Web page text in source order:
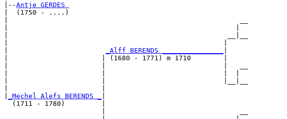
|--Antje GERDES
|  (1750 - ....)
_Alff BERENDS _______________
|                       | (1680 - 1771) m 1710        |
_Mechel Alefs BERENDS _
  (1711 - 1780)         |